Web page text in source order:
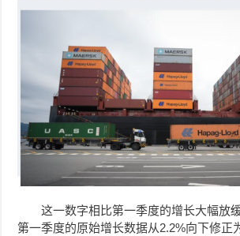
这一数字相比第一季度的增长大幅放
第一季度的原始增长数据从2.2%向下修正